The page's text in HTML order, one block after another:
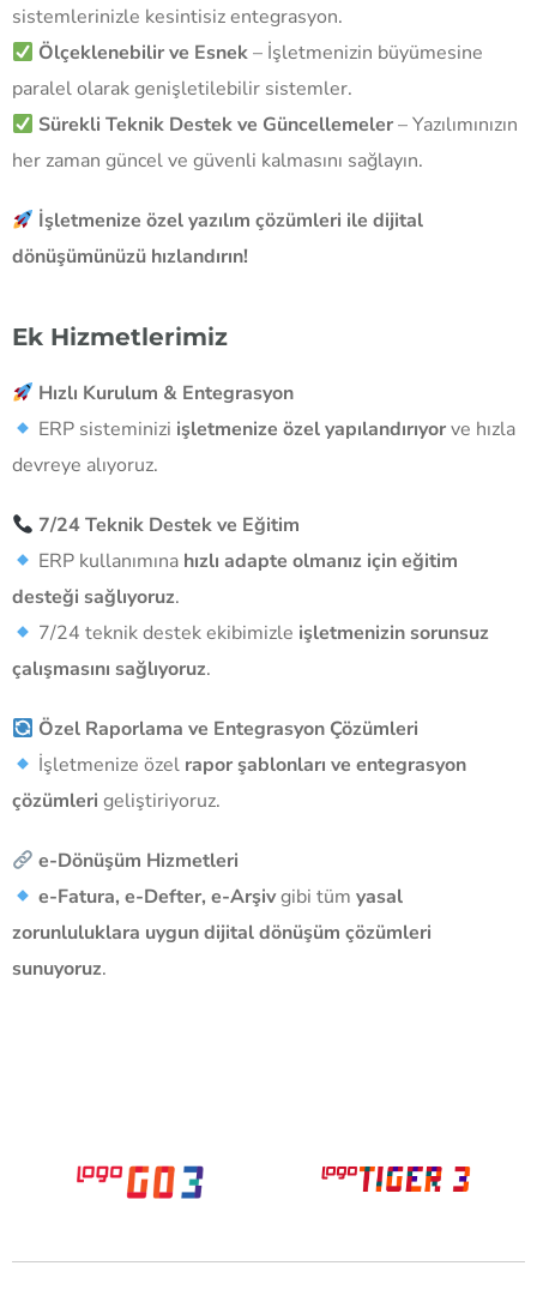
sistemlerinizle kesintisiz entegrasyon.
Ölçeklenebilir ve Esnek– İşletmenizin büyümesine
paralel olarak genişletilebilir sistemler.
Sürekli Teknik Destek ve Güncellemeler– Yazılımınızın
her zaman güncel ve güvenli kalmasını sağlayın.
İşletmenize özel yazılım çözümleri ile dijital
dönüşümünüzü hızlandırın!
Ek Hizmetlerimiz
Hızlı Kurulum & Entegrasyon
ERP sisteminizi işletmenize özel yapılandırıyorve hızla
devreye alıyoruz.
7/24 Teknik Destek ve Eğitim
ERP kullanımına hızlı adapte olmanız için eğitim
desteği sağlıyoruz.
7/24 teknik destek ekibimizle işletmenizin sorunsuz
çalışmasını sağlıyoruz.
Özel Raporlama ve Entegrasyon Çözümleri
İşletmenize özel rapor şablonları ve entegrasyon
çözümleri geliştiriyoruz.
e-Dönüşüm Hizmetleri
e-Fatura, e-Defter, e-Arşivgibi tümyasal
zorunluluklara uygun dijital dönüşüm çözümleri
sunuyoruz.